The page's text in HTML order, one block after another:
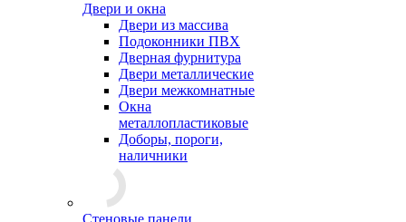
Двери и окна
Двери из массива
Подоконники ПВХ
Дверная фурнитура
Двери металлические
Двери межкомнатные
Окна
металлопластиковые
Доборы, пороги,
наличники
Стеновые панели